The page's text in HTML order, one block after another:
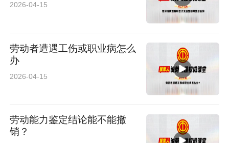
2026-04-15
劳动者遭遇工伤或职业病怎么
办
2026-04-15
劳动能力鉴定结论能不能撤
销？